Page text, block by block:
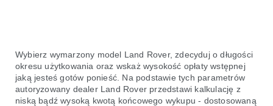
Wybierz wymarzony model Land Rover, zdecyduj o długości
okresu użytkowania oraz wskaż wysokość opłaty wstępnej
jaką jesteś gotów ponieść. Na podstawie tych parametrów
autoryzowany dealer Land Rover przedstawi kalkulację z
niską bądź wysoką kwotą końcowego wykupu - dostosowaną